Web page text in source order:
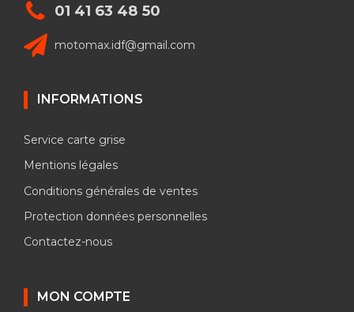
01 41 63 48 50
motomax.idf@gmail.com
INFORMATIONS
Service carte grise
Mentions légales
Conditions générales de ventes
Protection données personnelles
Contactez-nous
MON COMPTE